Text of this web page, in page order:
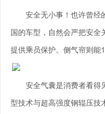
安全无小事！也许曾经
国的车型，自然会严把安全
提供乘员保护。侧气帘则能
安全气囊是消费者看得
型技术与超高强度钢辊压技